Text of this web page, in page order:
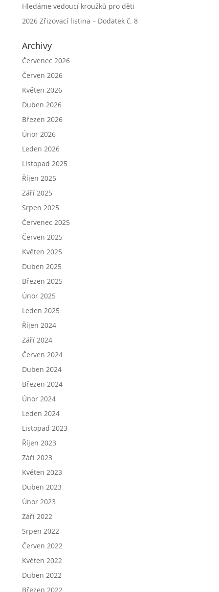
Hledáme vedoucí kroužků pro děti
2026 Zřizovací listina – Dodatek č. 8
Archivy
Červenec 2026
Červen 2026
Květen 2026
Duben 2026
Březen 2026
Únor 2026
Leden 2026
Listopad 2025
Říjen 2025
Září 2025
Srpen 2025
Červenec 2025
Červen 2025
Květen 2025
Duben 2025
Březen 2025
Únor 2025
Leden 2025
Říjen 2024
Září 2024
Červen 2024
Duben 2024
Březen 2024
Únor 2024
Leden 2024
Listopad 2023
Říjen 2023
Září 2023
Květen 2023
Duben 2023
Únor 2023
Září 2022
Srpen 2022
Červen 2022
Květen 2022
Duben 2022
Březen 2022